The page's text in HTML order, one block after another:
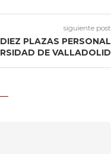
siguiente post
PLAZAS PERSONAL
DE VALLADOLID